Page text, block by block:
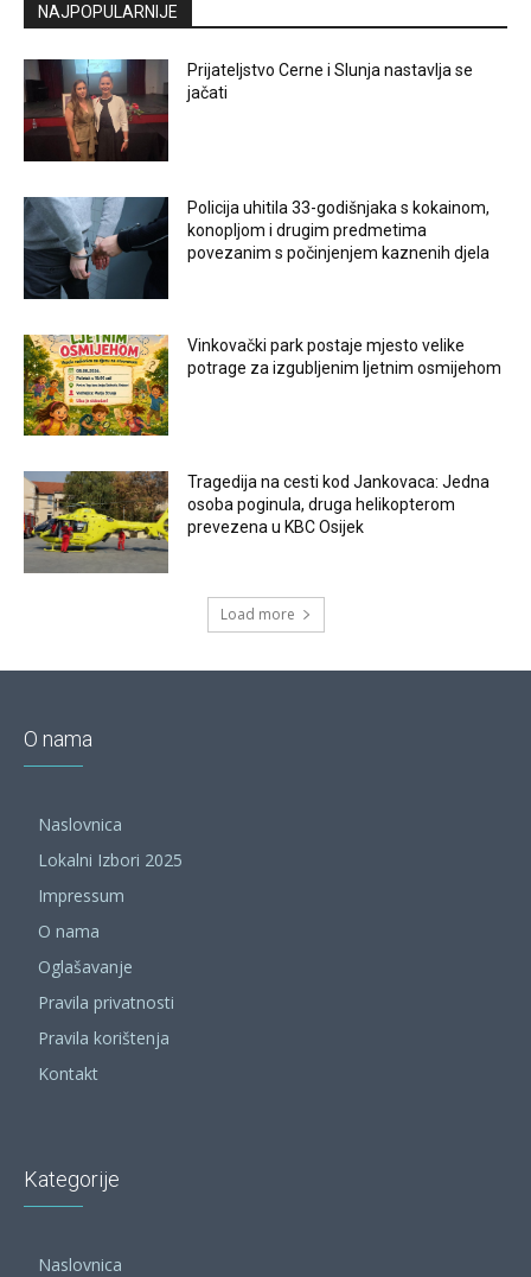
NAJPOPULARNIJE
Prijateljstvo Cerne i Slunja nastavlja se
jačati
Policija uhitila 33-godišnjaka s kokainom,
konopljom i drugim predmetima
povezanim s počinjenjem kaznenih djela
Vinkovački park postaje mjesto velike
potrage za izgubljenim ljetnim osmijehom
Tragedija na cesti kod Jankovaca: Jedna
osoba poginula, druga helikopterom
prevezena u KBC Osijek
Load more
O nama
Naslovnica
Lokalni Izbori 2025
Impressum
O nama
Oglašavanje
Pravila privatnosti
Pravila korištenja
Kontakt
Kategorije
Naslovnica